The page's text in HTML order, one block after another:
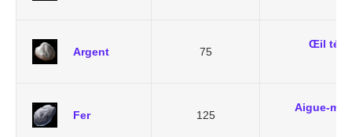
Argent 75
Œil
Fer 125
Aigue-